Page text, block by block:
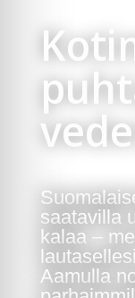
saatavilla
kalaa –
Aamulla